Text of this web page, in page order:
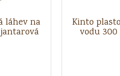
láhev na Kinto
vodu